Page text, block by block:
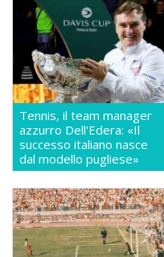
Tennis, il team manager
azzurro Dell'Edera: «Il
successo italiano nasce
dal modello pugliese»